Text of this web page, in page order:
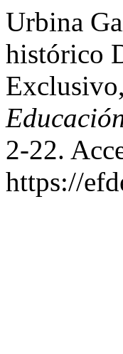
Urbina
histórico
2-22.
https://